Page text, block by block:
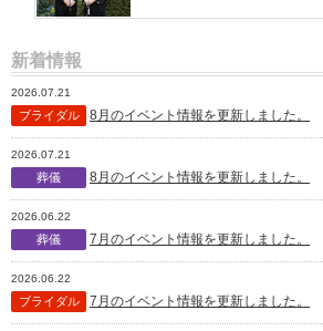
新着情報
2026.07.21
ブライダル 8月のイベント情報を更新しました。
2026.07.21
葬儀 8月のイベント情報を更新しました。
2026.06.22
葬儀 7月のイベント情報を更新しました。
2026.06.22
ブライダル 7月のイベント情報を更新しました。